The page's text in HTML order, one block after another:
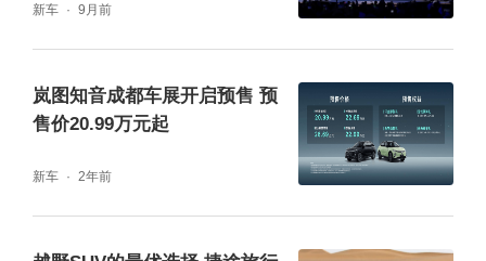
新车 9月前
岚图知音成都车展开启预售 预
售价20.99万元起
新车 2年前